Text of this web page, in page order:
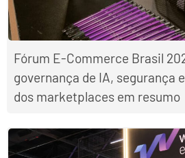
Fórum E-Commerce Brasil
governança de IA, segurança
dos marketplaces em resumo